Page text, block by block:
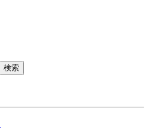
検索